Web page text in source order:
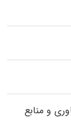
و منابع